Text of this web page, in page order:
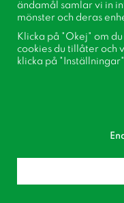
Clematis viticella Super
ändamål samlar vi in
mönster och deras
Klicka på "Okej" om
cookies du tillåter och
klicka på